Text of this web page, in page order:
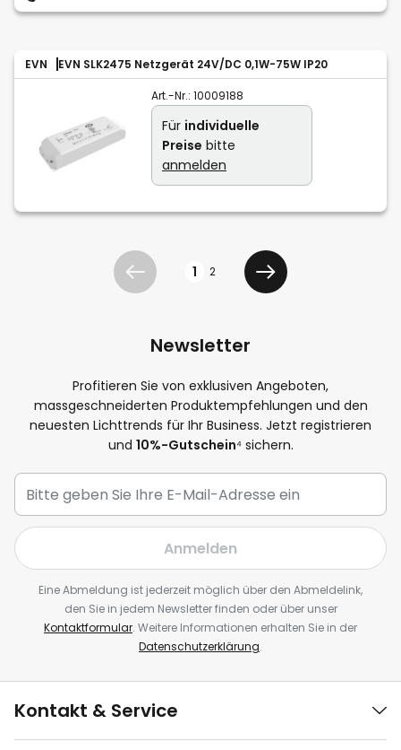
EVN EVN SLK2475 Netzgerät 24V/DC 0,1W-75W IP20
Art.-Nr.: 10009188
Für individuelle
Preise bitte
anmelden
Zurück 1 2
Weiter
Newsletter
Profitieren Sie von exklusiven Angeboten,
massgeschneiderten Produktempfehlungen und den
neuesten Lichttrends für Ihr Business. Jetzt registrieren
und 10%-Gutschein⁴ sichern.
Anmelden
Eine Abmeldung ist jederzeit möglich über den Abmeldelink,
den Sie in jedem Newsletter finden oder über unser
Kontaktformular. Weitere Informationen erhalten Sie in der
Datenschutzerklärung.
Kontakt & Service